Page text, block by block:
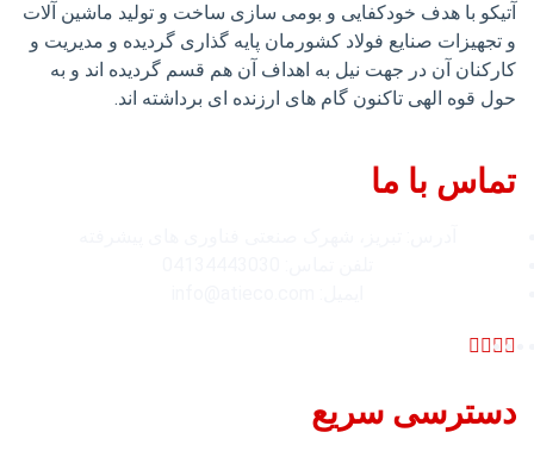
آتیکو با هدف خودکفایی و بومی سازی ساخت و تولید ماشین آلات
و تجهیزات صنایع فولاد کشورمان پایه گذاری گردیده و مدیریت و
کارکنان آن در جهت نیل به اهداف آن هم قسم گردیده اند و به
حول قوه الهی تاکنون گام های ارزنده ای برداشته اند.
تماس با ما
دسترسی سریع